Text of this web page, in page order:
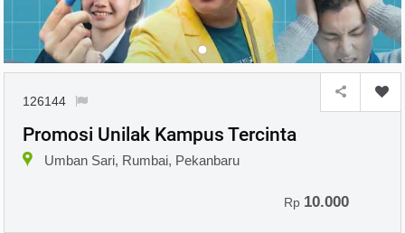
126144
Promosi Unilak Kampus Tercinta
Umban Sari, Rumbai, Pekanbaru
Rp 10.000